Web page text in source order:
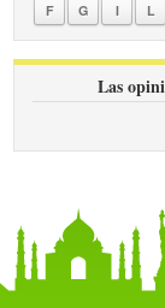
F G I L
Las